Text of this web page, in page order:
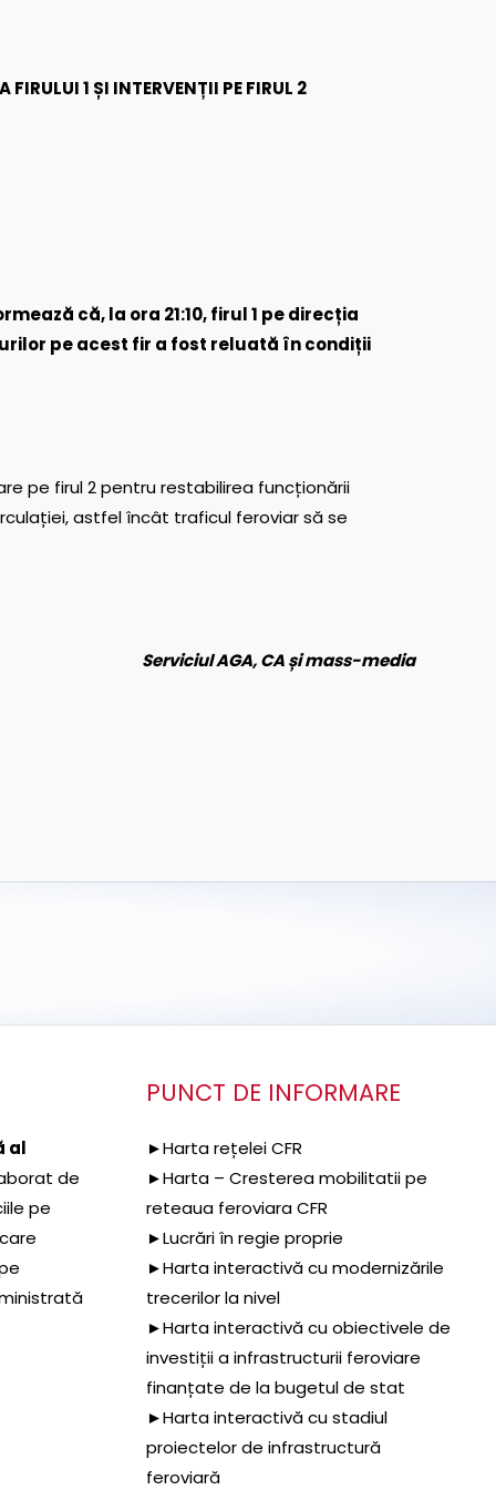
FIRULUI 1 ȘI INTERVENȚII PE FIRUL 2
că, la ora 21:10, firul 1 pe direcția
pe acest fir a fost reluată în condiții
pe firul 2 pentru restabilirea funcționării
astfel încât traficul feroviar să se
Serviciul AGA, CA și mass-media
al
de
pe
PUNCT DE INFORMARE
►Harta rețelei CFR
►Harta – Cresterea mobilitatii pe
reteaua feroviara CFR
►Lucrări în regie proprie
►Harta interactivă cu modernizările
trecerilor la nivel
►Harta interactivă cu obiectivele de
investiții a infrastructurii feroviare
finanțate de la bugetul de stat
►Harta interactivă cu stadiul
proiectelor de infrastructură
feroviară